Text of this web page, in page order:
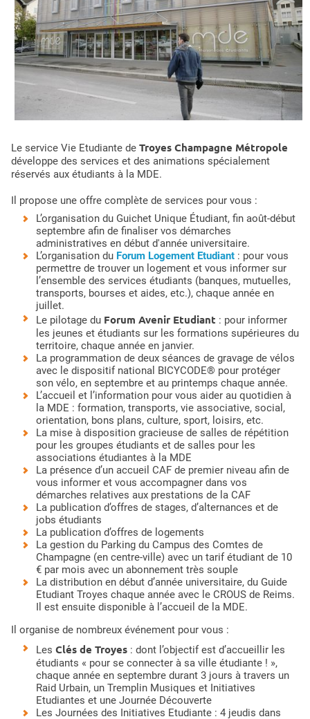
Le service Vie Etudiante de Troyes Champagne Métropole
développe des services et des animations spécialement
réservés aux étudiants à la MDE.
Il propose une offre complète de services pour vous :
L’organisation du Guichet Unique Étudiant, fin août-début
septembre afin de finaliser vos démarches
administratives en début d'année universitaire.
L’organisation du Forum Logement Etudiant : pour vous
permettre de trouver un logement et vous informer sur
l’ensemble des services étudiants (banques, mutuelles,
transports, bourses et aides, etc.), chaque année en
juillet.
Le pilotage du Forum Avenir Etudiant : pour informer
les jeunes et étudiants sur les formations supérieures du
territoire, chaque année en janvier.
La programmation de deux séances de gravage de vélos
avec le dispositif national BICYCODE® pour protéger
son vélo, en septembre et au printemps chaque année.
L’accueil et l’information pour vous aider au quotidien à
la MDE : formation, transports, vie associative, social,
orientation, bons plans, culture, sport, loisirs, etc.
La mise à disposition gracieuse de salles de répétition
pour les groupes étudiants et de salles pour les
associations étudiantes à la MDE
La présence d’un accueil CAF de premier niveau afin de
vous informer et vous accompagner dans vos
démarches relatives aux prestations de la CAF
La publication d’offres de stages, d’alternances et de
jobs étudiants
La publication d’offres de logements
La gestion du Parking du Campus des Comtes de
Champagne (en centre-ville) avec un tarif étudiant de 10
€ par mois avec un abonnement très souple
La distribution en début d’année universitaire, du Guide
Etudiant Troyes chaque année avec le CROUS de Reims.
Il est ensuite disponible à l’accueil de la MDE.
Il organise de nombreux événement pour vous :
Les Clés de Troyes : dont l’objectif est d’accueillir les
étudiants « pour se connecter à sa ville étudiante ! »,
chaque année en septembre durant 3 jours à travers un
Raid Urbain, un Tremplin Musiques et Initiatives
Etudiantes et une Journée Découverte
Les Journées des Initiatives Etudiante : 4 jeudis dans